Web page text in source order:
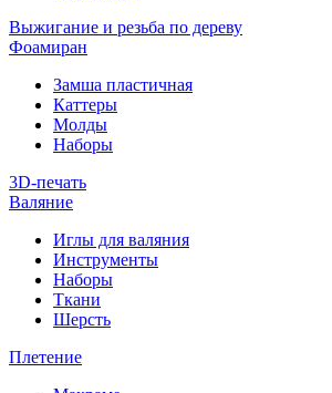
Выжигание и резьба по дереву
Фоамиран
Замша пластичная
Каттеры
Молды
Наборы
3D-печать
Валяние
Иглы для валяния
Инструменты
Наборы
Ткани
Шерсть
Плетение